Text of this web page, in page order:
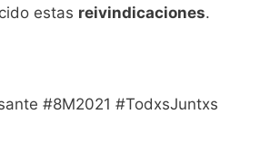
estas reivindicaciones.
#8M2021 #TodxsJuntxs